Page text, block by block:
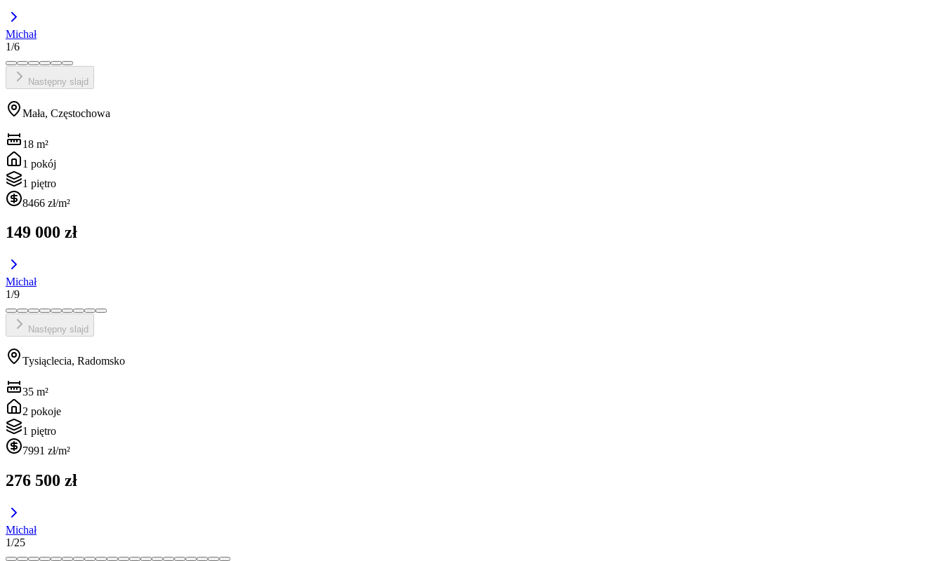
Michał
1/6
Następny slajd
Mała, Częstochowa
18 m²
1 pokój
1 piętro
8466 zł/m²
149 000 zł
Michał
1/9
Następny slajd
Tysiąclecia, Radomsko
35 m²
2 pokoje
1 piętro
7991 zł/m²
276 500 zł
Michał
1/25